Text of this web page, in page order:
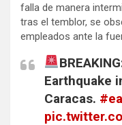
falla de manera
tras el temblor, se
empleados ante la
Earthquake
Caracas.